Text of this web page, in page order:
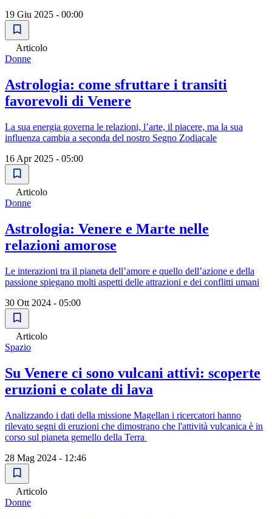
19 Giu 2025 - 00:00
Articolo
Donne
Astrologia: come sfruttare i transiti
favorevoli di Venere
La sua energia governa le relazioni, l’arte, il piacere, ma la sua
influenza cambia a seconda del nostro Segno Zodiacale
16 Apr 2025 - 05:00
Articolo
Donne
Astrologia: Venere e Marte nelle
relazioni amorose
Le interazioni tra il pianeta dell’amore e quello dell’azione e della
passione spiegano molti aspetti delle attrazioni e dei conflitti umani
30 Ott 2024 - 05:00
Articolo
Spazio
Su Venere ci sono vulcani attivi: scoperte
eruzioni e colate di lava
Analizzando i dati della missione Magellan i ricercatori hanno
rilevato segni di eruzioni che dimostrano che l'attività vulcanica è in
corso sul pianeta gemello della Terra
28 Mag 2024 - 12:46
Articolo
Donne